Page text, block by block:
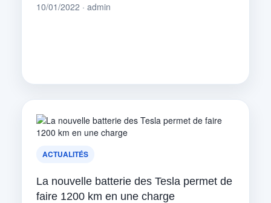
10/01/2022 · admin
ACTUALITÉS
La nouvelle batterie des Tesla permet de
faire 1200 km en une charge